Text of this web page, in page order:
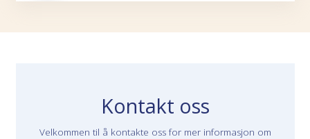
Kontakt oss
Velkommen til å kontakte oss for mer informasjon om